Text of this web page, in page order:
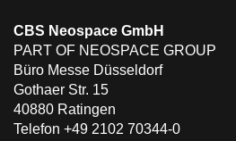
CBS Neospace GmbH
PART OF NEOSPACE GROUP
Büro Messe Düsseldorf
Gothaer Str. 15
40880 Ratingen
Telefon +49 2102 70344-0